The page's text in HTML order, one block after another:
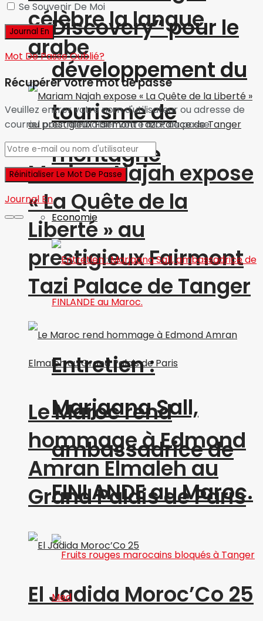
célèbre la langue
arabe
Mariam Najah expose
« La Quête de la
Liberté » au
prestigieux Fairmont
Tazi Palace de Tanger
Le Maroc rend
hommage à Edmond
Amran Elmaleh au
Grand Palais de Paris
El Jadida Moroc’Co 25
Discovery” pour le
développement du
tourisme de
montagne
Economie
Entretien :
Marjaana Sall,
ambassadrice de
FINLANDE au Maroc.
Se Souvenir De Moi
Mot De Passe Oublié?
Récupérer votre mot de passe
Veuillez entrer votre nom d'utilisateur ou adresse de
courriel pour réinitialiser votre mot de passe.
Journal En